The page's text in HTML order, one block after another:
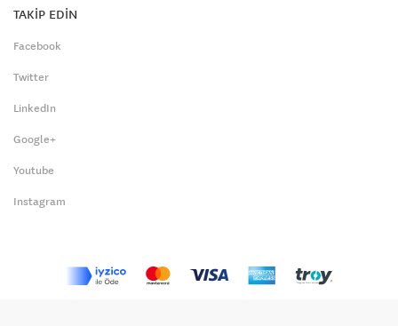
TAKİP EDİN
Facebook
Twitter
LinkedIn
Google+
Youtube
Instagram